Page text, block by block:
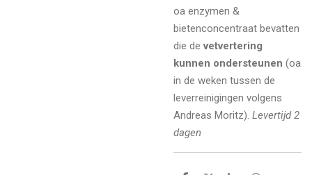
oa enzymen &
bietenconcentraat bevatten
die devetvertering
kunnen ondersteunen (oa
in de weken tussen de
leverreinigingen volgens
Andreas Moritz). Levertijd 2
dagen